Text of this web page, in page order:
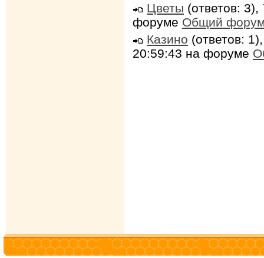
Цветы (ответов: 3),
форуме Общий
Казино (ответов:
20:59:43 на форуме